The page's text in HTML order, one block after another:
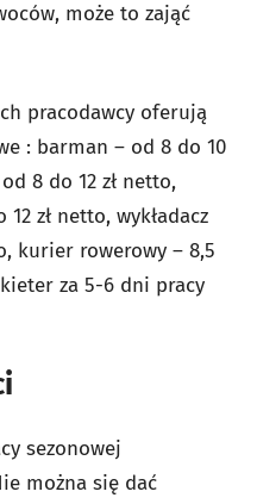
może to zająć
pracodawcy oferują
: barman – od 8 do 10
8 do 12 zł netto,
zł netto, wykładacz
kurier rowerowy – 8,5
za 5-6 dni pracy
sezonowej
można się dać